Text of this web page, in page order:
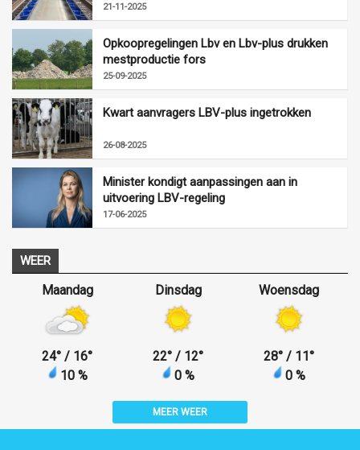
21-11-2025
Opkoopregelingen Lbv en Lbv-plus drukken
mestproductie fors
25-09-2025
Kwart aanvragers LBV-plus ingetrokken
26-08-2025
Minister kondigt aanpassingen aan in
uitvoering LBV-regeling
17-06-2025
WEER
Maandag
24° / 16°
10 %
Dinsdag
22° / 12°
0 %
Woensdag
28° / 11°
0 %
MEER WEER